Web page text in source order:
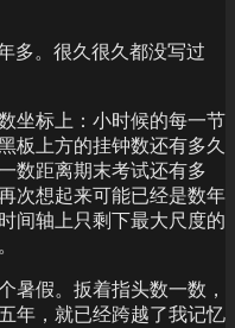
多。很久很久都没写过
坐标上：小时候的每一节
板上方的挂钟数还有多久
数距离期末考试还有多
次想起来可能已经是数年
间轴上只剩下最大尺度的
暑假。扳着指头数一数，
年，就已经跨越了我记忆